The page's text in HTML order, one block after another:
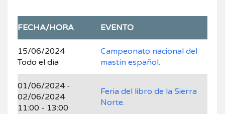
FECHA/HORA EVENTO
15/06/2024
Todo el día
Campeonato nacional del
mastín español.
01/06/2024 -
02/06/2024
11:00 - 13:00
Feria del libro de la Sierra
Norte.